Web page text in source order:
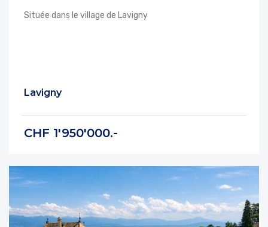
Située dans le village de Lavigny
Lavigny
CHF 1'950'000.-